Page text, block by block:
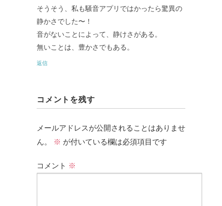
そうそう、私も騒音アプリではかったら驚異の
静かさでした〜！
音がないことによって、静けさがある。
無いことは、豊かさでもある。
返信
コメントを残す
メールアドレスが公開されることはありませ
ん。
※ が付いている欄は必須項目です
コメント ※